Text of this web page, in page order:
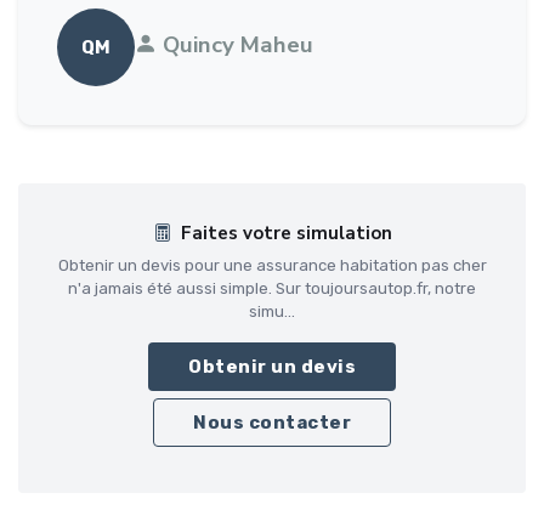
QM Quincy Maheu
Faites votre simulation
Obtenir un devis pour une assurance habitation pas cher
n'a jamais été aussi simple. Sur toujoursautop.fr, notre
simu...
Obtenir un devis
Nous contacter